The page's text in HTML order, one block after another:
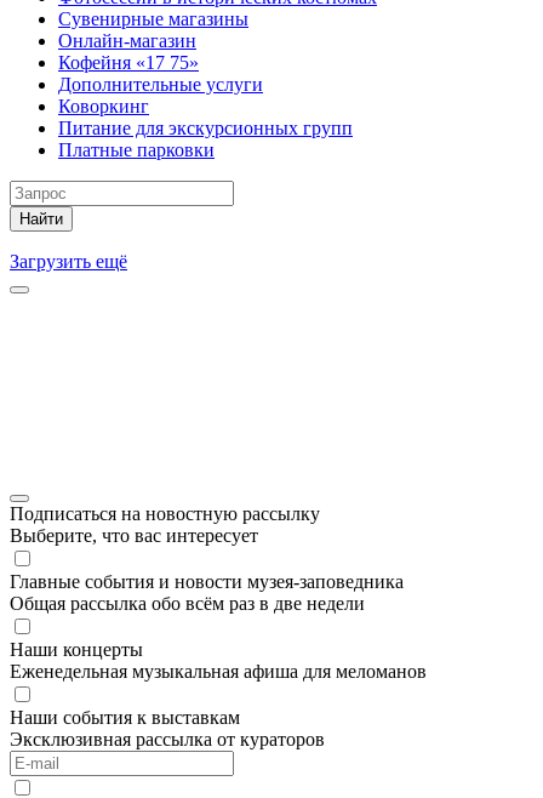
Сувенирные магазины
Онлайн-магазин
Кофейня «17 75»
Дополнительные услуги
Коворкинг
Питание для экскурсионных групп
Платные парковки
Найти
Загрузить ещё
Подписаться на новостную рассылку
Выберите, что вас интересует
Главные события и новости музея-заповедника
Общая рассылка обо всём раз в две недели
Наши концерты
Еженедельная музыкальная афиша для меломанов
Наши события к выставкам
Эксклюзивная рассылка от кураторов